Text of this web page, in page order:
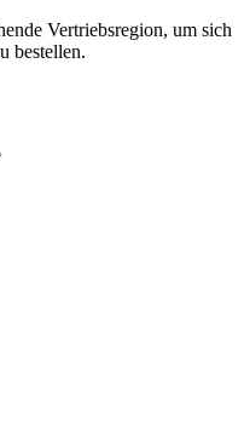
Vertriebsregion, um sich
bestellen.